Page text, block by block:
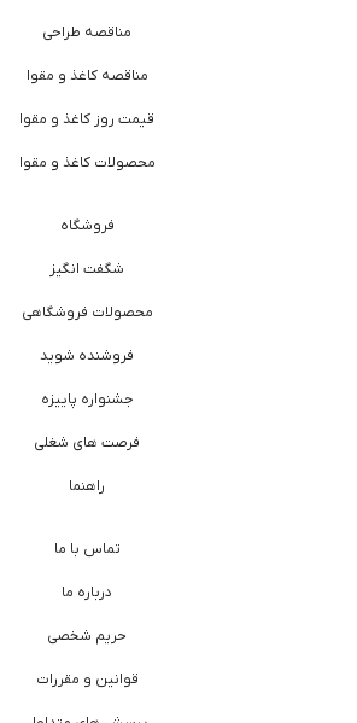
مناقصه طراحی
مناقصه کاغذ و مقوا
قیمت روز کاغذ و مقوا
محصولات کاغذ و مقوا
فروشگاه
شگفت انگیز
محصولات فروشگاهی
فروشنده شوید
جشنواره پاییزه
فرصت های شغلی
راهنما
تماس با ما
درباره ما
حریم شخصی
قوانین و مقررات